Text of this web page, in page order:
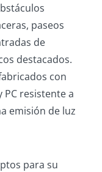
paseos
de
destacados.
con
resistente a
emisión de luz
para su